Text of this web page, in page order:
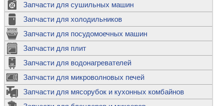
Запчасти для сушильных машин
Запчасти для холодильников
Запчасти для посудомоечных машин
Запчасти для плит
Запчасти для водонагревателей
Запчасти для микроволновых печей
Запчасти для мясорубок и кухонных комбайнов